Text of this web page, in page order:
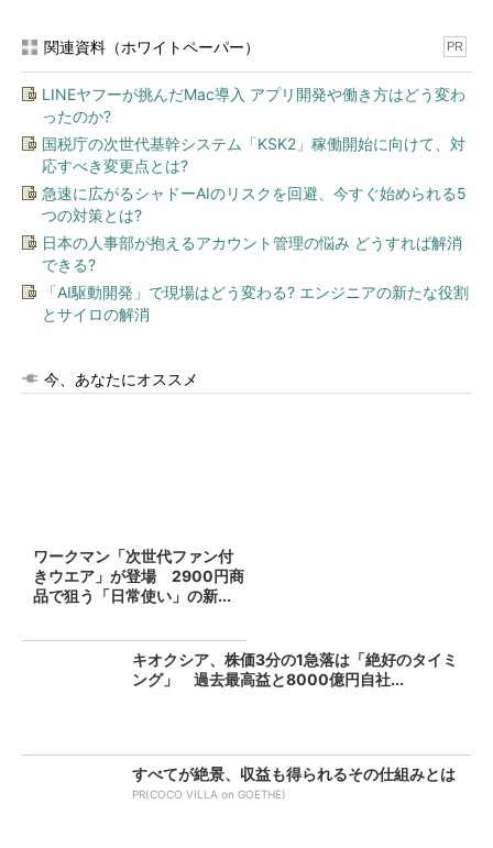
関連資料（ホワイトペーパー） PR
LINEヤフーが挑んだMac導入 アプリ開発や働き方はどう変わ
ったのか?
国税庁の次世代基幹システム「KSK2」稼働開始に向けて、対
応すべき変更点とは?
急速に広がるシャドーAIのリスクを回避、今すぐ始められる5
つの対策とは?
日本の人事部が抱えるアカウント管理の悩み どうすれば解消
できる?
「AI駆動開発」で現場はどう変わる? エンジニアの新たな役割
とサイロの解消
今、あなたにオススメ
ワークマン「次世代ファン付
きウエア」が登場 2900円商
品で狙う「日常使い」の新...
キオクシア、株価3分の1急落は「絶好のタイミ
ング」 過去最高益と8000億円自社...
すべてが絶景、収益も得られるその仕組みとは
PR(COCO VILLA on GOETHE)